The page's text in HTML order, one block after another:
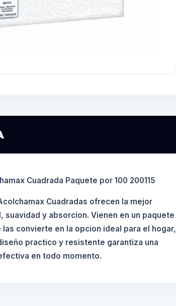
Cuadrada Paquete por 100 200115
Cuadradas ofrecen la mejor
suavidad y absorcion. Vienen en un paquete
las convierte en la opcion ideal para el hogar,
practico y resistente garantiza una
en todo momento.